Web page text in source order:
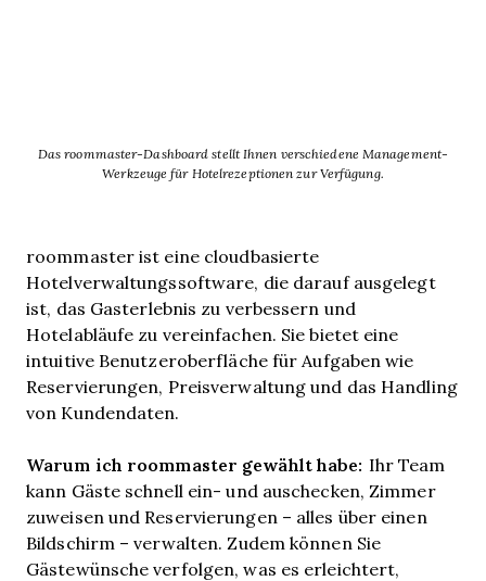
Das roommaster-Dashboard stellt Ihnen verschiedene Management-
Werkzeuge für Hotelrezeptionen zur Verfügung.
roommaster ist eine cloudbasierte
Hotelverwaltungssoftware, die darauf ausgelegt
ist, das Gasterlebnis zu verbessern und
Hotelabläufe zu vereinfachen. Sie bietet eine
intuitive Benutzeroberfläche für Aufgaben wie
Reservierungen, Preisverwaltung und das Handling
von Kundendaten.
Warum ich roommaster gewählt habe: Ihr Team
kann Gäste schnell ein- und auschecken, Zimmer
zuweisen und Reservierungen – alles über einen
Bildschirm – verwalten. Zudem können Sie
Gästewünsche verfolgen, was es erleichtert,